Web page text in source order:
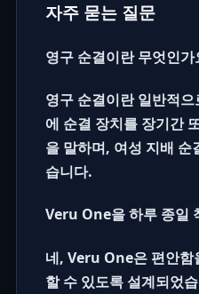
자주 묻는 질문
영구 순결이란 무엇인가
영구 순결이란 일반적
에 순결 장치를 장기간
을 말하며, 여성 지배 순
습니다.
Veru One을 하루 종일
네, Veru One은 편안함
할 수 있도록 설계되었